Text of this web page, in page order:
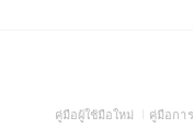
คู่มือผู้ใช้มือใหม่
(Open
คู่มือกา